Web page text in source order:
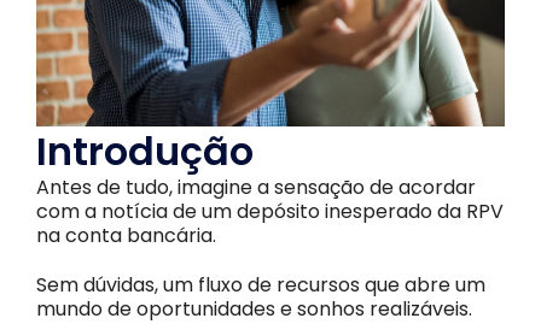
Introdução
Antes de tudo, imagine a sensação de acordar
com a notícia de um depósito inesperado da RPV
na conta bancária.
Sem dúvidas, um fluxo de recursos que abre um
mundo de oportunidades e sonhos realizáveis.